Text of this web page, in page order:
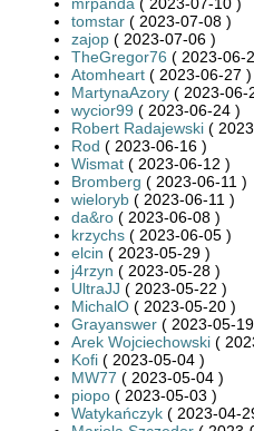
tomstar ( 2023-07-08 )
zajop ( 2023-07-06 )
TheGregor76 ( 2023-06-
Atomheart ( 2023-06-27 )
MartynaAzory ( 2023-06-
wycior99 ( 2023-06-24 )
Robert Radajewski (
Rod ( 2023-06-16 )
Wismat ( 2023-06-12 )
Bromberg ( 2023-06-11 )
wieloryb ( 2023-06-11 )
da&ro ( 2023-06-08 )
krzychs ( 2023-06-05 )
elcin ( 2023-05-29 )
j4rzyn ( 2023-05-28 )
UltraJJ ( 2023-05-22 )
MichalO ( 2023-05-20 )
Grayanswer ( 2023-05-
Arek Wojciechowski (
Kofi ( 2023-05-04 )
MW77 ( 2023-05-04 )
piopo ( 2023-05-03 )
Watykańczyk ( 2023-04-